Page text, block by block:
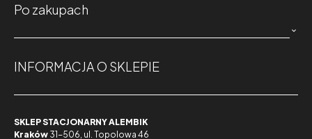
Po zakupach

INFORMACJA O SKLEPIE
SKLEP STACJONARNY ALEMBIK
Kraków 31-506, ul. Topolowa 46